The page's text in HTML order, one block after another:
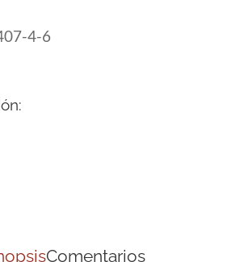
4-6
Comentarios